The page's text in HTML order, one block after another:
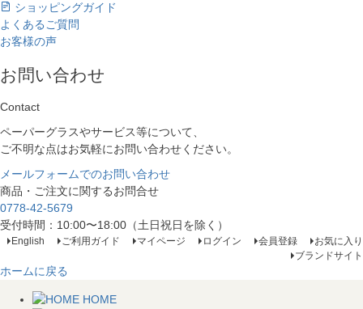
ショッピングガイド
よくあるご質問
お客様の声
お問い合わせ
Contact
ペーパーグラスやサービス等について、
ご不明な点はお気軽にお問い合わせください。
メールフォームでのお問い合わせ
商品・ご注文に関するお問合せ
0778-42-5679
受付時間：10:00〜18:00（土日祝日を除く）
English ご利用ガイド マイページ ログイン 会員登録
お気に入り
ブランドサイト
ホームに戻る
HOME